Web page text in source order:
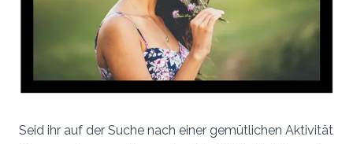
Seid ihr auf der Suche nach einer gemütlichen Aktivität